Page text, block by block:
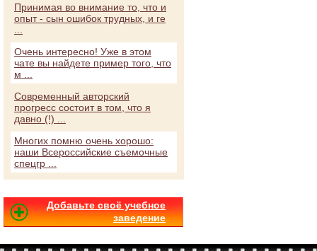
Принимая во внимание то, что и
опыт - сын ошибок трудных, и ге
Очень интересно! Уже в этом
чате вы найдете пример того, что
м ...
Современный авторский
прогресс состоит в том, что я
давно (!) ...
Многих помню очень хорошо:
наши Всероссийские съемочные
спецгр ...
Добавьте своё учебное
заведение